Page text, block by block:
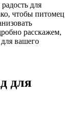
для
чтобы питомец
расскажем,
вашего
для